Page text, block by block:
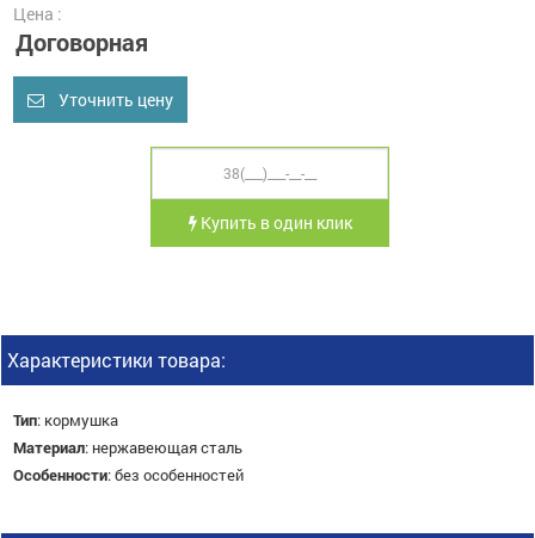
Цена :
Договорная
Уточнить цену
Купить в один клик
Характеристики товара:
Тип: кормушка
Материал: нержавеющая сталь
Особенности:без особенностей